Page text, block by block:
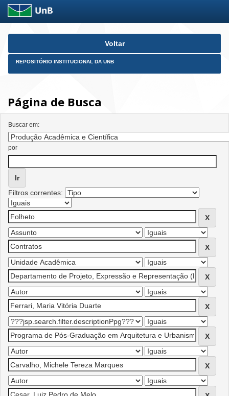
Skip
Voltar
REPOSITÓRIO INSTITUCIONAL DA UNB
Página de Busca
Buscar em:
por
Filtros correntes: